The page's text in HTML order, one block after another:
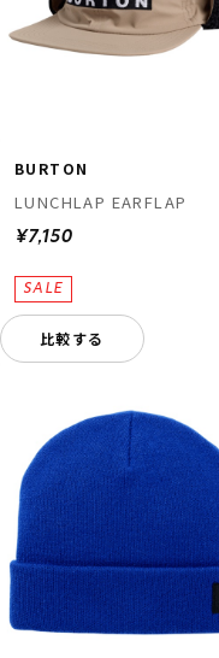
ムラサ
ポイント
BURTON
LUNCHLAP EARFLAP
¥7,150
比較する